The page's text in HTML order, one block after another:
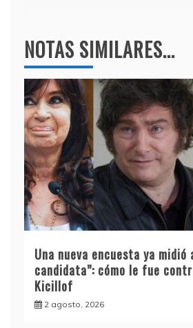
NOTAS SIMILARES...
Una nueva encuesta ya midió
candidata”: cómo le fue
Kicillof
2 agosto, 2026